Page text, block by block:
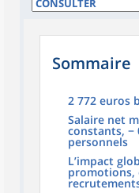
Sommaire
2 772 euros
Salaire net
constants, −
personnels
L’impact
promotions,